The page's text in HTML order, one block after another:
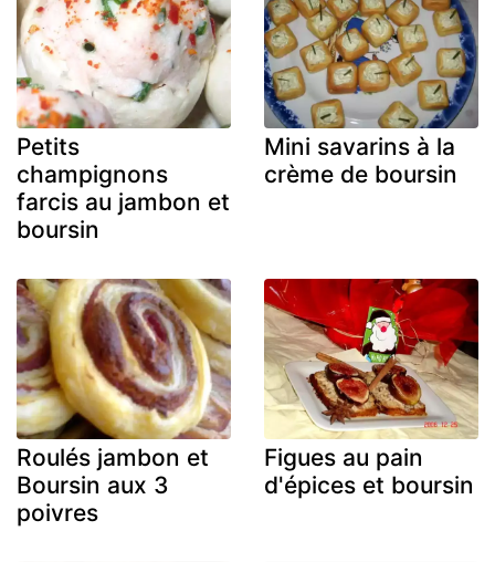
Petits
champignons
farcis au jambon et
boursin
Mini savarins à la
crème de boursin
Roulés jambon et
Boursin aux 3
poivres
Figues au pain
d'épices et boursin